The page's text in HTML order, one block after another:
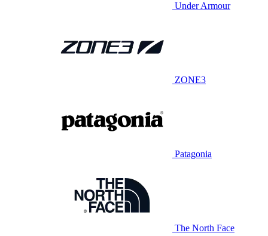
Under Armour
ZONE3
Patagonia
The North Face